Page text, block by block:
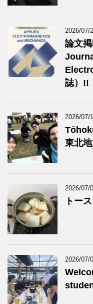
2026/07/
論文
誌）!!
2026/07/
東北
2026/07/
トー
2026/07/